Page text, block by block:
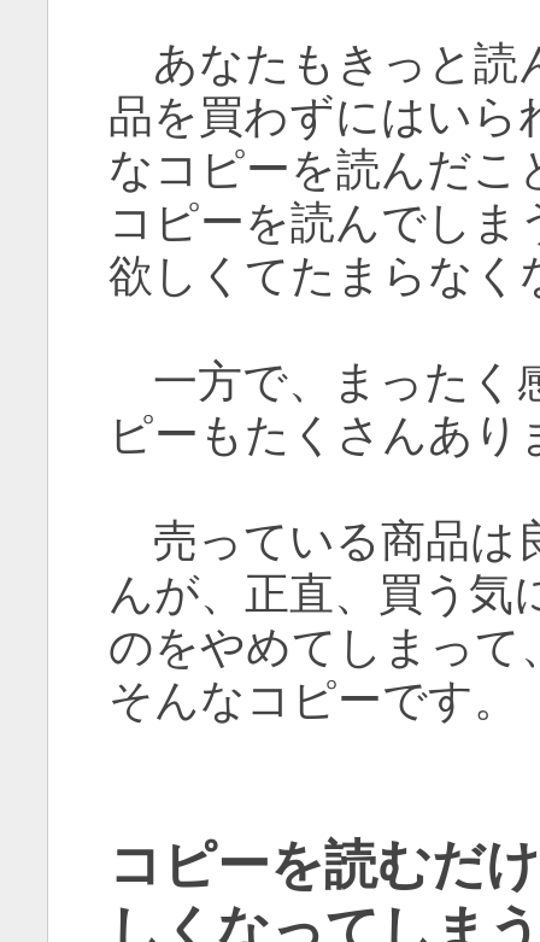
あなたもきっと読
品を買わずにはいら
なコピーを読んだこ
コピーを読んでし
欲しくてたまらなく
一方で、まったく
ピーもたくさんあり
売っている商品は
んが、正直、買う気
のをやめてしまって
そんなコピーです。
コピーを読むだ
しくなってしま